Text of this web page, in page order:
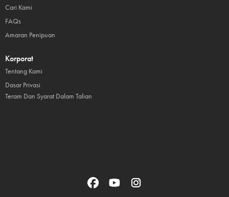
Cari Kami
FAQs
Amaran Penipuan
Korporat
Tentang Kami
Dasar Privasi
Teram Dan Syarat Dalam Talian